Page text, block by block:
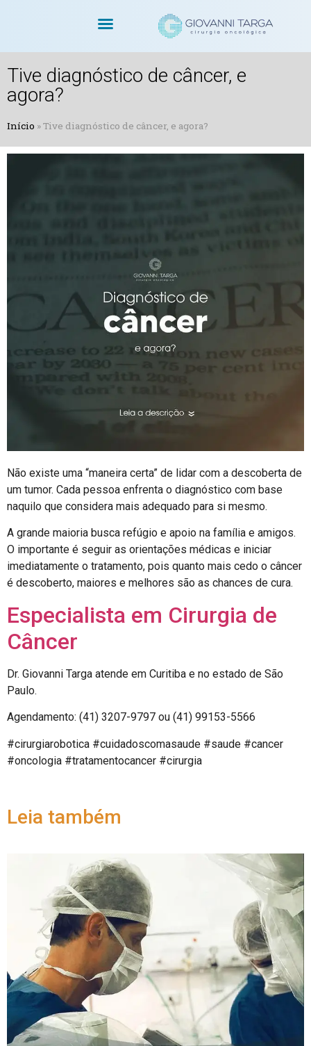
Tive diagnóstico de câncer, e
agora?
Início »Tive diagnóstico de câncer, e agora?
Não existe uma “maneira certa” de lidar com a descoberta de
um tumor. Cada pessoa enfrenta o diagnóstico com base
naquilo que considera mais adequado para si mesmo.
A grande maioria busca refúgio e apoio na família e amigos.
O importante é seguir as orientações médicas e iniciar
imediatamente o tratamento, pois quanto mais cedo o câncer
é descoberto, maiores e melhores são as chances de cura.
Especialista em Cirurgia de
Câncer
Dr. Giovanni Targa atende em Curitiba e no estado de São
Paulo.
Agendamento: (41) 3207-9797 ou (41) 99153-5566
#cirurgiarobotica #cuidadoscomasaude #saude #cancer
#oncologia #tratamentocancer #cirurgia
Leia também